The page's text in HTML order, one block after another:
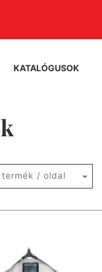
KATALÓGUSOK
termék / oldal